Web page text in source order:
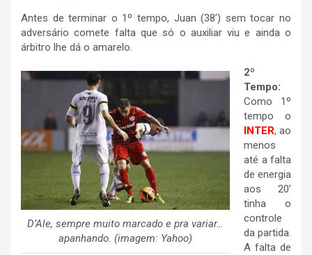
Antes de terminar o 1º tempo, Juan (38’) sem tocar no
adversário comete falta que só o auxiliar viu e ainda o
árbitro lhe dá o amarelo.
D’Ale, sempre muito marcado e pra variar…
apanhando. (imagem: Yahoo)
2º
Tempo:
Como 1º
tempo o
INTER, ao
menos
até a falta
de energia
aos 20’
tinha o
controle
da partida.
A falta de